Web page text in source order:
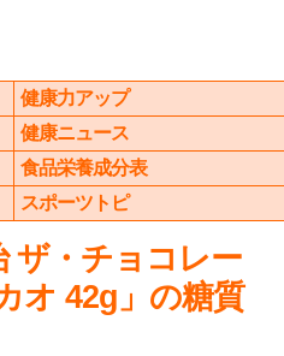
健康力アップ
健康ニュース
食品栄養成分表
スポーツトピ
ザ・チョコレー
オ 42g」の糖質